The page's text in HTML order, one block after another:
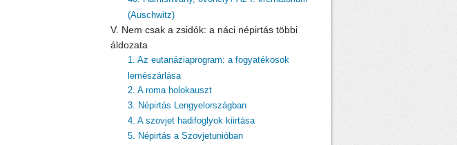
(Auschwitz)
V. Nem csak a zsidók: a náci népirtás többi
áldozata
1. Az eutanáziaprogram: a fogyatékosok
lemészárlása
2. A roma holokauszt
3. Népirtás Lengyelországban
4. A szovjet hadifoglyok kiirtása
5. Népirtás a Szovjetunióban